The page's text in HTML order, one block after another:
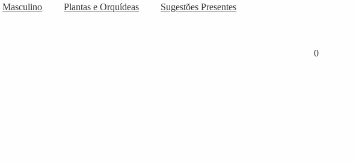
Masculino Plantas e Orquídeas Sugestões Presentes
0